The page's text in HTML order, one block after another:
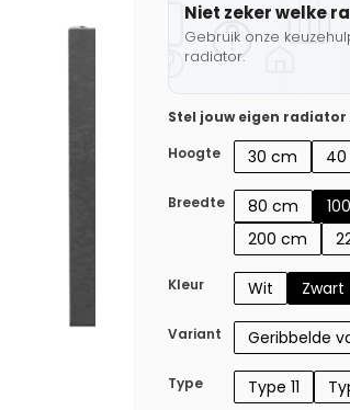
Niet zeker welke
Gebruik onze
radiator.
Stel jouw eigen radiator
Hoogte
30 cm
Breedte 80 cm
200 cm
Kleur Wit Zwart
Variant Geribbelde
Type Type 11